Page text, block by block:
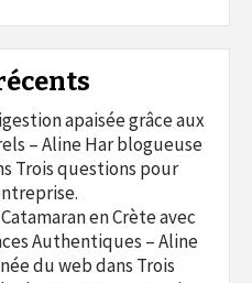
apaisée grâce aux
– Aline Har blogueuse
Trois questions pour
en Crète avec
Authentiques – Aline
du webdans Trois